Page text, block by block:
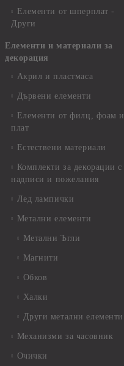
Елементи от шперплат -
Други
Елементи и материали за
декорация
Акрил и пластмаса
Дървени елементи
Елементи от филц, фоам и
плат
Естествени материали
Комплекти за декорации с
надписи и пожелания
Лед лампички
Метални елементи
Метални Ъгли
Магнити
Обков
Халки
Други метални елементи
Механизми за часовник
Очички